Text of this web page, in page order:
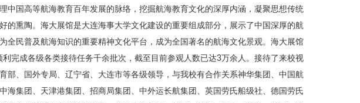
中国高等航海教育百年发展的脉络，挖掘航海教育文化的深厚内涵，凝聚思想传统
的熏陶。海大展馆是大连海事大学文化建设的重要组成部分，展示了中国深厚的航
全民普及航海知识的重要精神文化平台，成为全国著名的航海文化景观。海大展馆
完成各级各类接待任务千余批次，截至目前参观人数已达3万余人。接待了来校视
部、国外专局、辽宁省、大连市等各级领导，与我校有合作关系神华集团、中国航
海集团、天津港集团、招商局集团、中外运长航集团、英国劳氏船级社、德国劳氏